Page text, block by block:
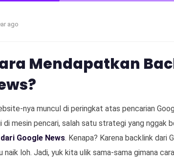
ago
Mendapatkan
nya muncul di peringkat atas pencarian
mesin pencari, salah satu strategi yang nggak
Google News. Kenapa? Karena backlink dari
loh. Jadi, yuk kita ulik sama-sama gimana